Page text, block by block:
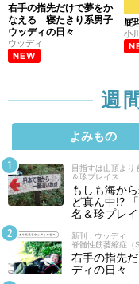
右手の指先だけで夢をか
なえる 寝たきり系男子
ウッディの日々
ウッディ
NEW
屁
小
週
よみもの
目指すは山頂よ
＆珍プレイス
もしも海か
ど真ん中!?
名＆珍プレイ
新刊 : ウッディ
脊髄性筋萎縮症（
右手の指先
ディの日々